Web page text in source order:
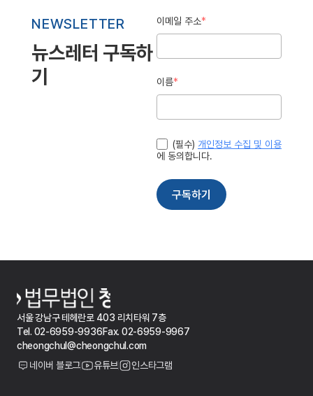
서울 강남구 테헤란로 403 리치타워 7층
Tel. 02-6959-9936Fax. 02-6959-9967
cheongchul@cheongchul.com
네이버 블로그
유튜브 인스타그램